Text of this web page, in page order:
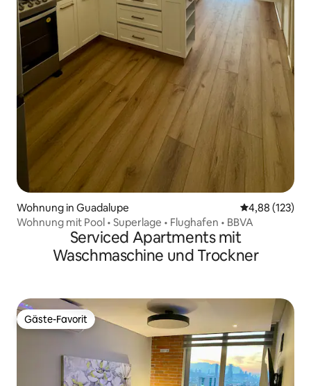
Wohnung in Guadalupe
4,88 (123)
Wohnung mit Pool • Superlage • Flughafen • BBVA
Serviced Apartments mit
Waschmaschine und Trockner
Gäste-Favorit
Gäste-Favorit